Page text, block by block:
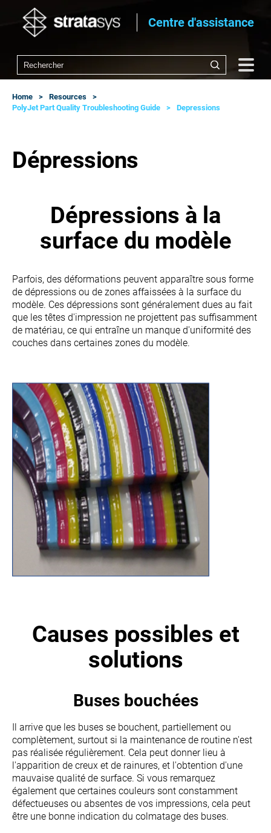
Centre d'assistance
Home
Resources
PolyJet Part Quality Troubleshooting Guide
Depressions
Dépressions
Dépressions à la
surface du modèle
Parfois, des déformations peuvent apparaître sous forme
de dépressions ou de zones affaissées à la surface du
modèle. Ces dépressions sont généralement dues au fait
que les têtes d'impression ne projettent pas suffisamment
de matériau, ce qui entraîne un manque d'uniformité des
couches dans certaines zones du modèle.
Causes possibles et
solutions
Buses bouchées
Il arrive que les buses se bouchent, partiellement ou
complètement, surtout si la maintenance de routine n'est
pas réalisée régulièrement. Cela peut donner lieu à
l'apparition de creux et de rainures, et l'obtention d'une
mauvaise qualité de surface. Si vous remarquez
également que certaines couleurs sont constamment
défectueuses ou absentes de vos impressions, cela peut
être une bonne indication du colmatage des buses.